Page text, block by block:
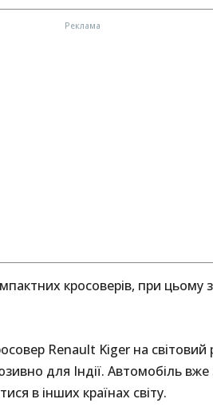
кросоверів, при цьому
Renault Kiger на світовий
для Індії. Автомобіль вже
в інших країнах світу.